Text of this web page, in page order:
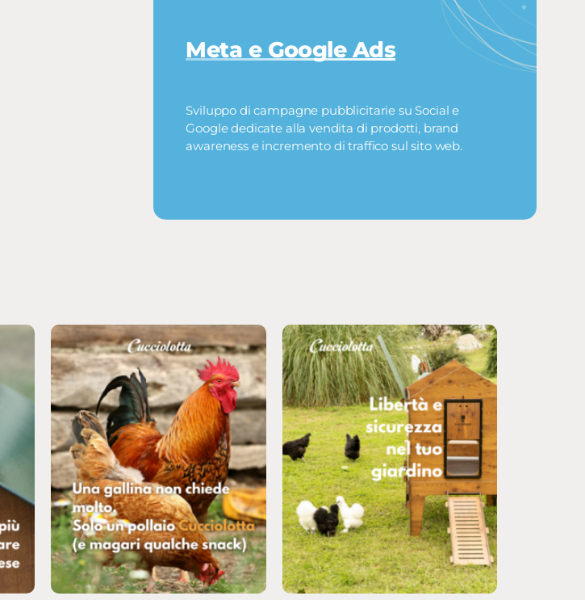
Meta e Google Ads
Sviluppo di campagne pubblicitarie su Social e
Google dedicate alla vendita di prodotti, brand
awareness e incremento di traffico sul sito web.